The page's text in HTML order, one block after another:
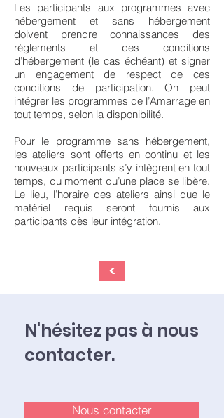
Les participants aux programmes avec
hébergement et sans hébergement
doivent prendre connaissances des
règlements et des conditions
d’hébergement (le cas échéant) et signer
un engagement de respect de ces
conditions de participation. On peut
intégrer les programmes de l’Amarrage en
tout temps, selon la disponibilité.
Pour le programme sans hébergement,
les ateliers sont offerts en continu et les
nouveaux participants s’y intègrent en tout
temps, du moment qu’une place se libère.
Le lieu, l’horaire des ateliers ainsi que le
matériel requis seront fournis aux
participants dès leur intégration.
<
N'hésitez pas à nous
contacter.
Nous contacter